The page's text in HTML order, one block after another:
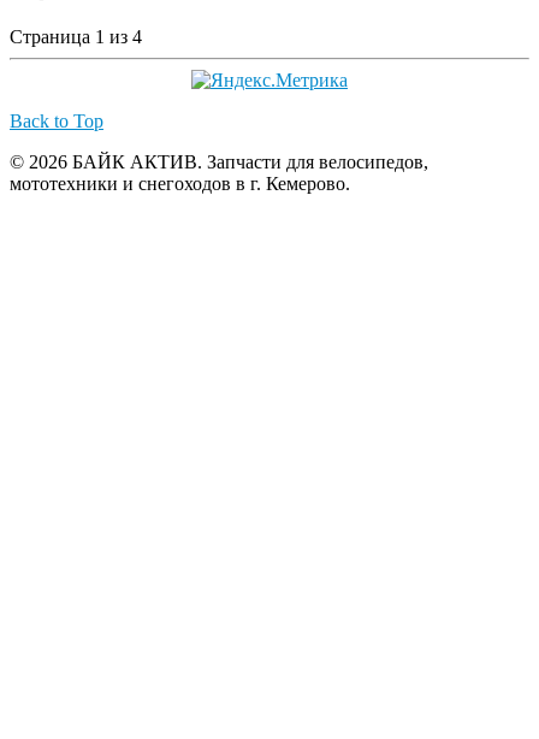
Страница 1 из 4
Back to Top
© 2026 БАЙК АКТИВ. Запчасти для велосипедов,
мототехники и снегоходов в г. Кемерово.